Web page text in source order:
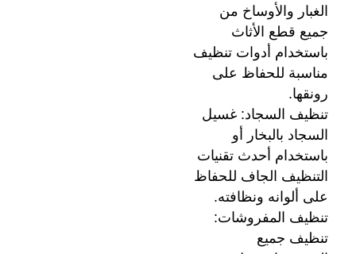
الغبار والأوساخ من
جميع قطع الأثاث
باستخدام أدوات تنظيف
مناسبة للحفاظ على
رونقها.
تنظيف السجاد: غسيل
السجاد بالبخار أو
باستخدام أحدث تقنيات
التنظيف الجاف للحفاظ
على ألوانه ونظافته.
تنظيف المفروشات:
تنظيف جميع